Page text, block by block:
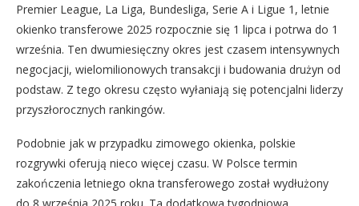
Premier League, La Liga, Bundesliga, Serie A i Ligue 1, letnie
okienko transferowe 2025 rozpocznie się 1 lipca i potrwa do 1
września. Ten dwumiesięczny okres jest czasem intensywnych
negocjacji, wielomilionowych transakcji i budowania drużyn od
podstaw. Z tego okresu często wyłaniają się potencjalni liderzy
przyszłorocznych rankingów.
Podobnie jak w przypadku zimowego okienka, polskie
rozgrywki oferują nieco więcej czasu. W Polsce termin
zakończenia letniego okna transferowego został wydłużony
do 8 września 2025 roku. Ta dodatkowa tygodniowa